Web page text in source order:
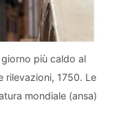
più caldo al
rilevazioni, 1750. Le
mondiale (ansa)